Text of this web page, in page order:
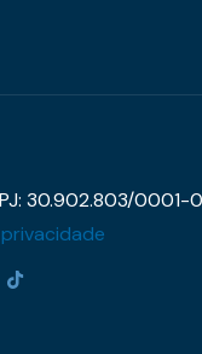
30.902.803/